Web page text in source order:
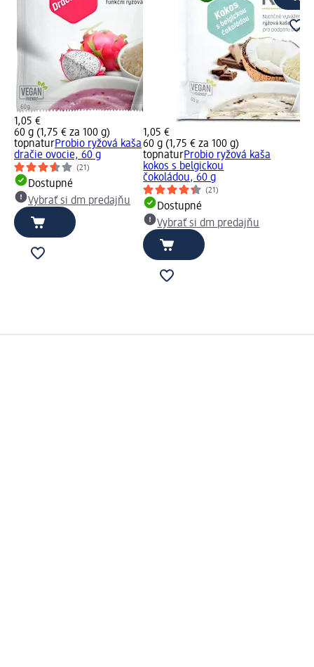
1,05 €
60 g (1,75 € za 100 g)
topnaturProbio ryžová kaša
dračie ovocie, 60 g
(21)
Dostupné
Vybrať si dm predajňu
1,05 €
60 g (1,75 € za 100 g)
topnaturProbio ryžová kaša
kokos s belgickou
čokoládou, 60 g
(21)
Dostupné
Vybrať si dm predajňu